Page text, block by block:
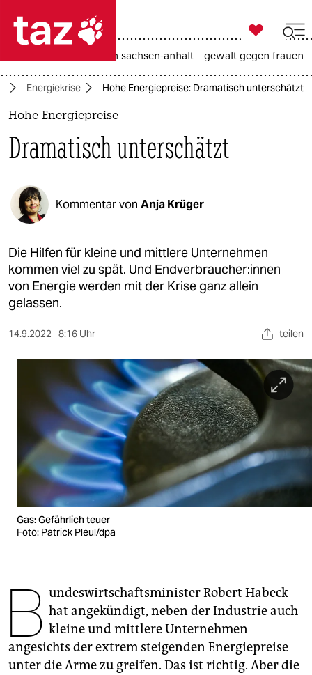
 taz zahl ich
taz zahl ich
politik
öko
gesellschaft
kultur
sport
berlin
wahrheit
verlag
verlag
veranstaltungen
fragen & hilfe
genossenschaft
epaper login

taz zahl ich
landtagswahl in sachsen-anhalt gewalt gegen frauen
Energiekrise Hohe Energiepreise: Dramatisch unterschätzt
Hohe Energiepreise
Dramatisch unterschätzt
Kommentar von Anja Krüger
Die Hilfen für kleine und mittlere Unternehmen
kommen viel zu spät. Und End­ver­brau­che­r:in­nen
von Energie werden mit der Krise ganz allein
gelassen.
14.9.2022 8:16 Uhr teilen
Gas: Gefährlich teuer
Foto: Patrick Pleul/dpa
B undeswirtschaftsminister Robert Habeck
hat angekündigt, neben der Industrie auch
kleine und mittlere Unternehmen
angesichts der extrem steigenden Energiepreise
unter die Arme zu greifen. Das ist richtig. Aber die